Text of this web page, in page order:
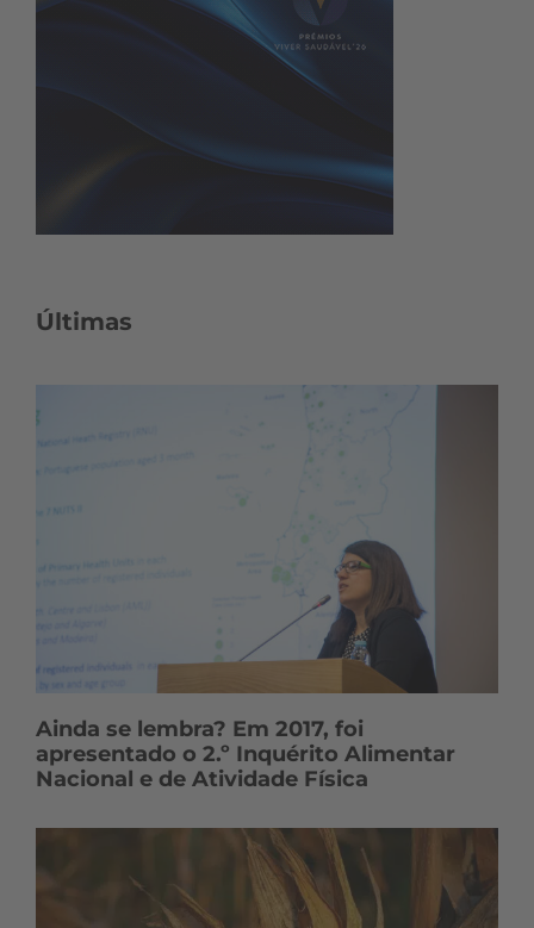
Últimas
Ainda se lembra? Em 2017, foi
apresentado o 2.º Inquérito Alimentar
Nacional e de Atividade Física